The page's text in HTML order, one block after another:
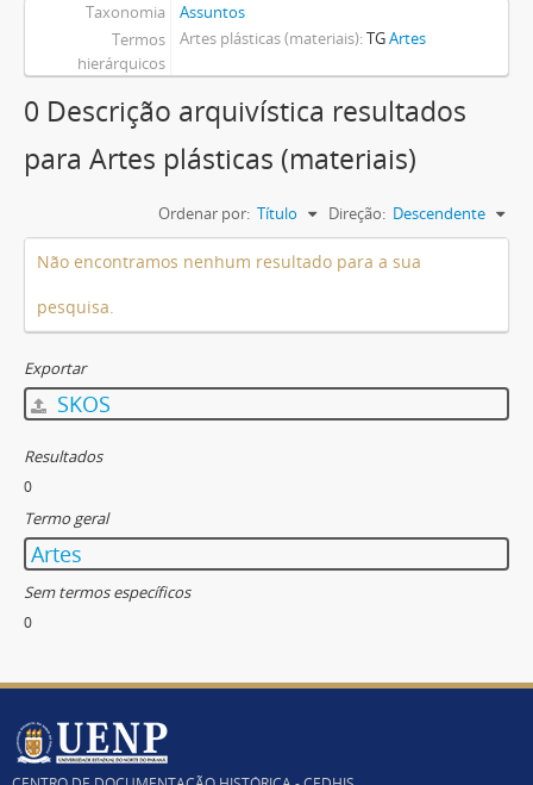
Taxonomia
Assuntos
Termos
hierárquicos
Artes plásticas (materiais) TGArtes
0 Descrição arquivística resultados
para Artes plásticas (materiais)
Ordenar por: Título Direção: Descendente
Não encontramos nenhum resultado para a sua
pesquisa.
Exportar
SKOS
Resultados
0
Termo geral
Artes
Sem termos específicos
0